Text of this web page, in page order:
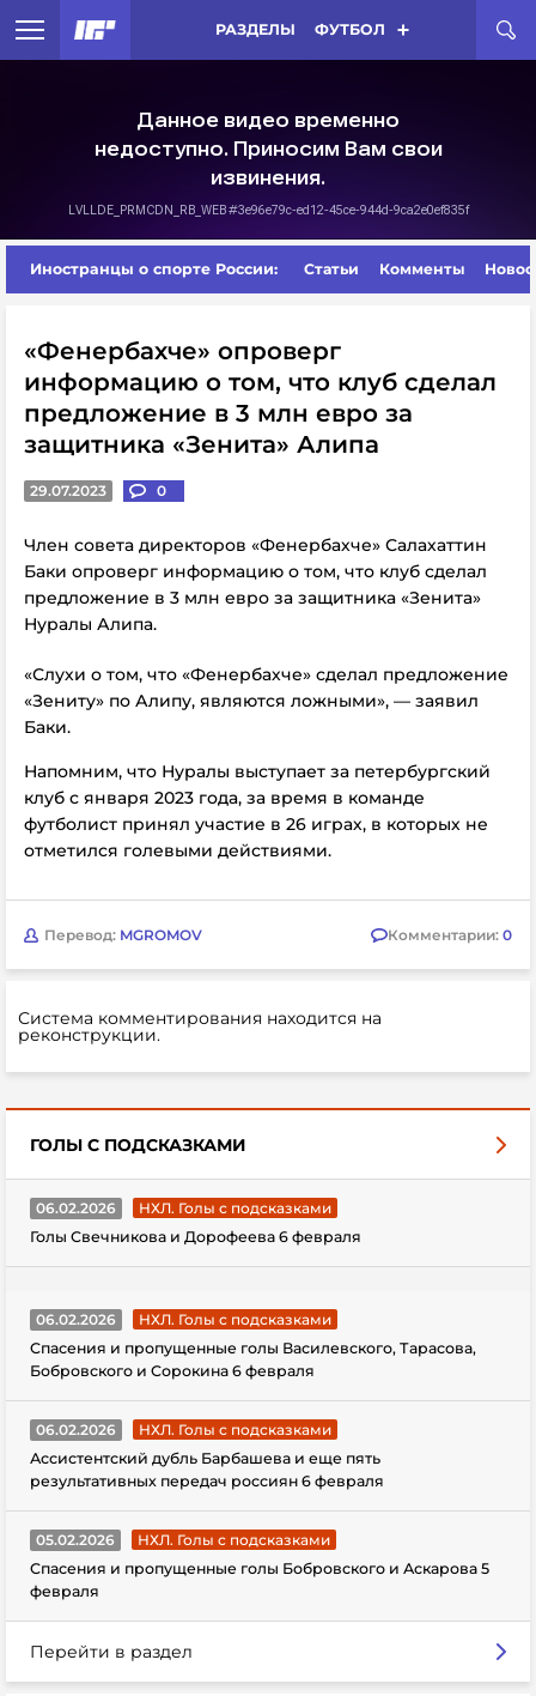
РАЗДЕЛЫ ФУТБОЛ
Иностранцы о спорте России: Статьи Комменты
«Фенербахче» опроверг
информацию о том, что клуб сделал
предложение в 3 млн евро за
защитника «Зенита» Алипа
29.07.2023 0
Член совета директоров «Фенербахче» Салахаттин
Баки опроверг информацию о том, что клуб сделал
предложение в 3 млн евро за защитника «Зенита»
Нуралы Алипа.
«Слухи о том, что «Фенербахче» сделал предложение
«Зениту» по Алипу, являются ложными», — заявил
Баки.
Напомним, что Нуралы выступает за петербургский
клуб с января 2023 года, за время в команде
футболист принял участие в 26 играх, в которых не
отметился голевыми действиями.
Перевод: MGROMOV Комментарии: 0
Система комментирования находится на
реконструкции.
ГОЛЫ С ПОДСКАЗКАМИ
06.02.2026
НХЛ. Голы с подсказками
Голы Свечникова и Дорофеева 6 февраля
06.02.2026
НХЛ. Голы с подсказками
Спасения и пропущенные голы Василевского, Тарасова,
Бобровского и Сорокина 6 февраля
06.02.2026
НХЛ. Голы с подсказками
Ассистентский дубль Барбашева и еще пять
результативных передач россиян 6 февраля
05.02.2026
НХЛ. Голы с подсказками
Спасения и пропущенные голы Бобровского и Аскарова 5
февраля
Перейти в раздел